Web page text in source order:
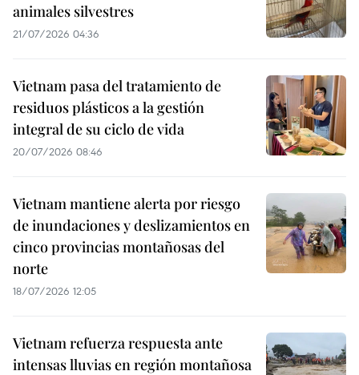
animales silvestres
21/07/2026 04:36
Vietnam pasa del tratamiento de
residuos plásticos a la gestión
integral de su ciclo de vida
20/07/2026 08:46
Vietnam mantiene alerta por riesgo
de inundaciones y deslizamientos en
cinco provincias montañosas del
norte
18/07/2026 12:05
Vietnam refuerza respuesta ante
intensas lluvias en región montañosa